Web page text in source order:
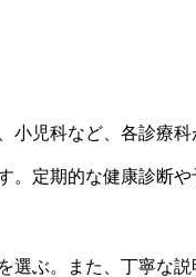
児科など、各診療
定期的な健康診断
ぶ。また、丁寧な